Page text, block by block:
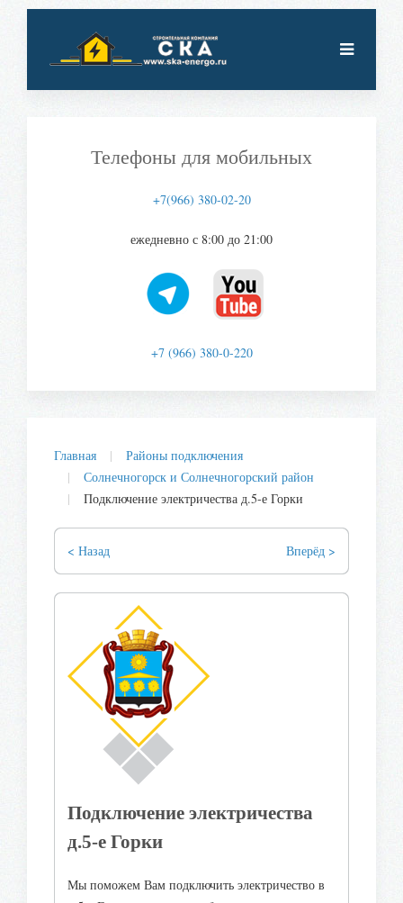
Телефоны для мобильных
+7(966) 380-02-20
ежедневно с 8:00 до 21:00
+7 (966) 380-0-220
Главная
Районы подключения
Солнечногорск и Солнечногорский район
Подключение электричества д.5-е Горки
< Назад Вперёд >
Подключение электричества
д.5-е Горки
Мы поможем Вам подключить электричество в